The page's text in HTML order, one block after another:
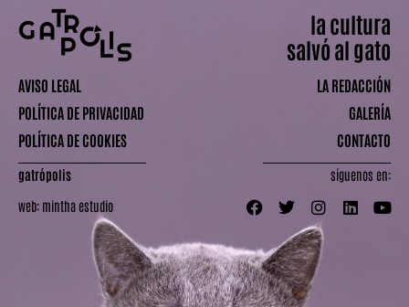
AVISO LEGAL
POLÍTICA DE PRIVACIDAD
POLÍTICA DE COOKIES
gatrópolis
web: mintha estudio
la cultura
salvó al gato
LA REDACCIÓN
GALERÍA
CONTACTO
síguenos en: